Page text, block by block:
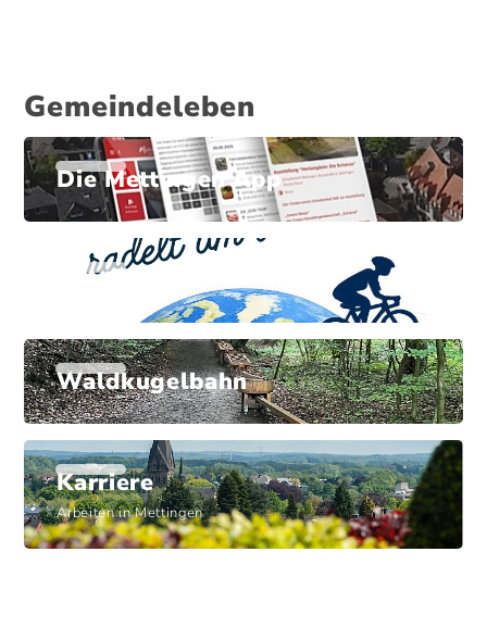
Gemeindeleben
Die Mettingen App
Stadtradeln
Waldkugelbahn
Karriere
Arbeiten in Mettingen